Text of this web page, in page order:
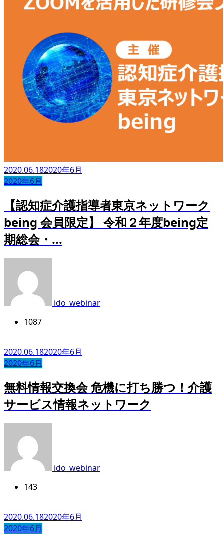
2020.06.182020年6月
2020年6月
【認知症介護指導者東京ネットワーク
being 会員限定】 令和２年度being定
期総会・...
ido_webinar
1087
2020.06.182020年6月
2020年6月
無料情報交換会 危機に打ち勝つ！介護
サービス情報ネットワーク
ido_webinar
143
2020.06.182020年6月
2020年6月